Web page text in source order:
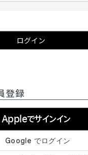
ログイン
登録
でサインイン